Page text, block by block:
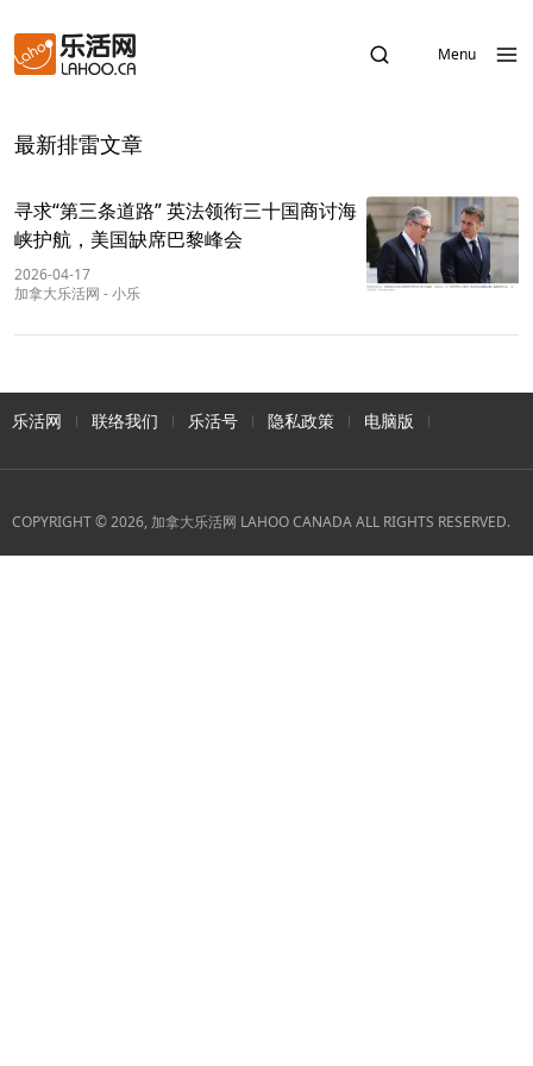
Menu
最新排雷文章
寻求“第三条道路” 英法领衔三十国商讨海
峡护航，美国缺席巴黎峰会
2026-04-17
加拿大乐活网 -小乐
乐活网 联络我们 乐活号 隐私政策 电脑版
COPYRIGHT © 2026, 加拿大乐活网 LAHOO CANADA ALL RIGHTS RESERVED.